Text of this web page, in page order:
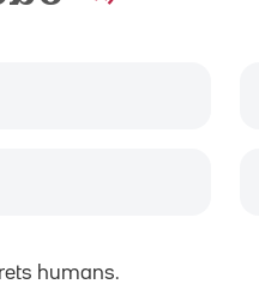
humans.